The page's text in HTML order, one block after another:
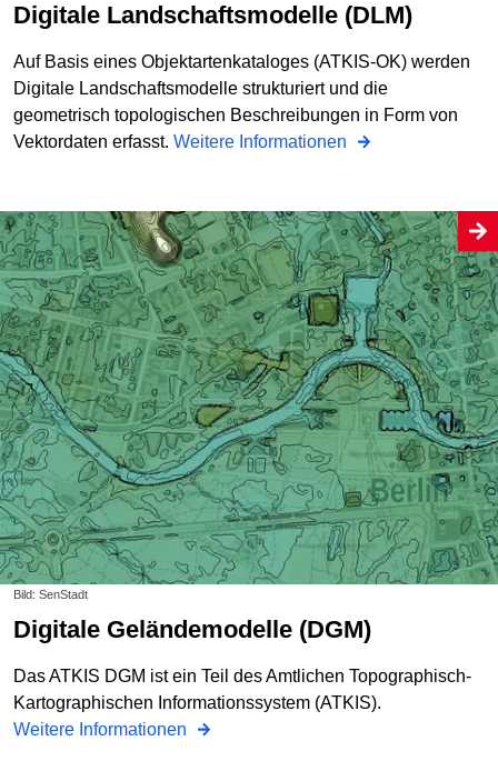
Digitale Landschaftsmodelle (DLM)
Auf Basis eines Objektartenkataloges (ATKIS-OK) werden
Digitale Landschaftsmodelle strukturiert und die
geometrisch topologischen Beschreibungen in Form von
Vektordaten erfasst. Weitere Informationen
Bild: SenStadt
Digitale Geländemodelle (DGM)
Das ATKIS DGM ist ein Teil des Amtlichen Topographisch-
Kartographischen Informationssystem (ATKIS).
Weitere Informationen